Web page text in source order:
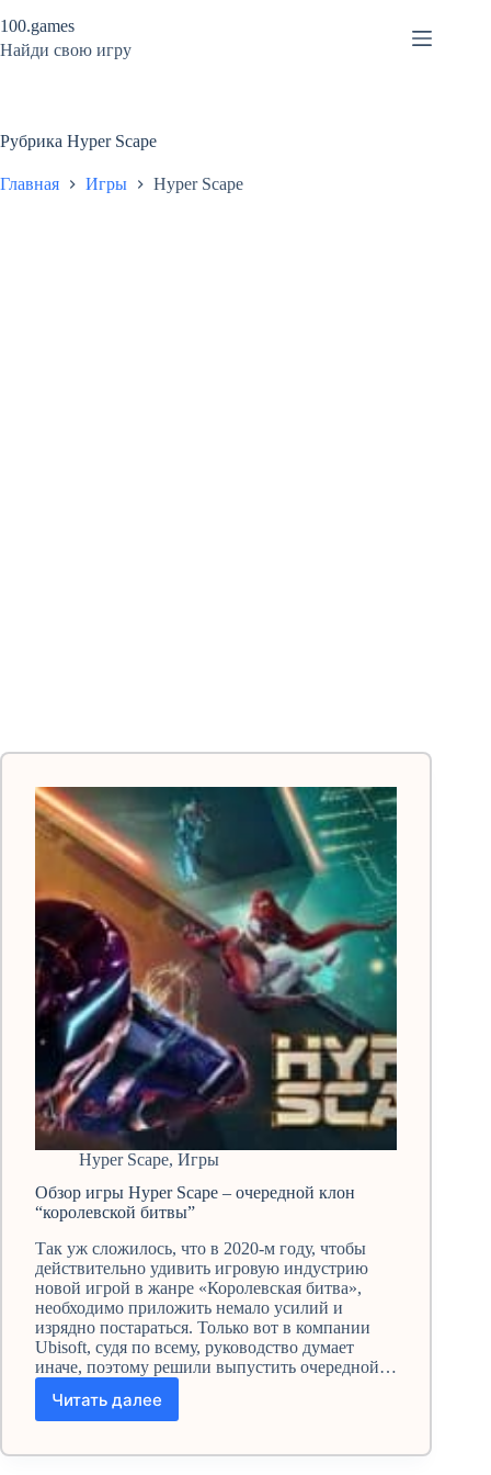
к
сути
100.games
Найди свою игру
Рубрика Hyper Scape
Главная Игры Hyper Scape
Hyper Scape, Игры
Обзор игры Hyper Scape – очередной клон
“королевской битвы”
Так уж сложилось, что в 2020-м году, чтобы
действительно удивить игровую индустрию
новой игрой в жанре «Королевская битва»,
необходимо приложить немало усилий и
изрядно постараться. Только вот в компании
Ubisoft, судя по всему, руководство думает
иначе, поэтому решили выпустить очередной…
Читать далее
Обзор
Hyper